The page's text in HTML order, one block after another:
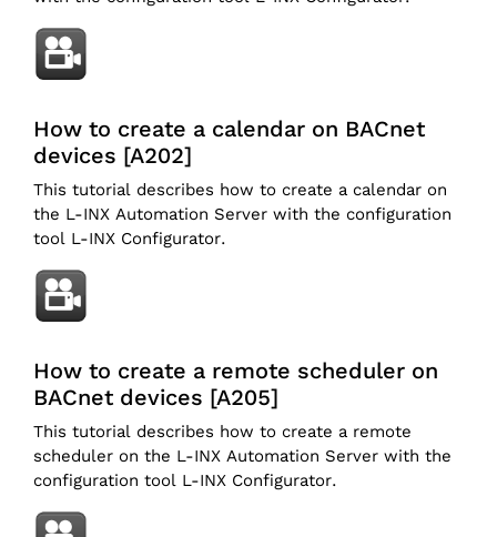
How to create a calendar on BACnet
devices [A202]
This tutorial describes how to create a calendar on
the L-INX Automation Server with the configuration
tool L-INX Configurator.
How to create a remote scheduler on
BACnet devices [A205]
This tutorial describes how to create a remote
scheduler on the L-INX Automation Server with the
configuration tool L-INX Configurator.